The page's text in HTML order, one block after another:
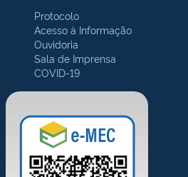
Protocolo
Acesso à Informação
Ouvidoria
Sala de Imprensa
COVID-19